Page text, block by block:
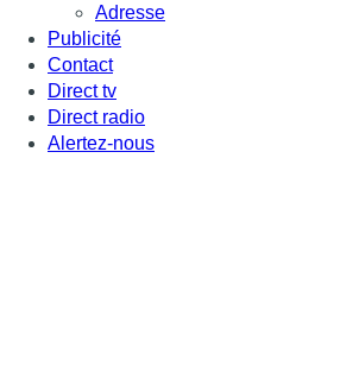
Adresse
Publicité
Contact
Direct tv
Direct radio
Alertez-nous